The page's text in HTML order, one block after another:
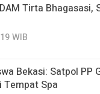
Tirta
WIB
Bekasi: Satpol PP
Tempat Spa